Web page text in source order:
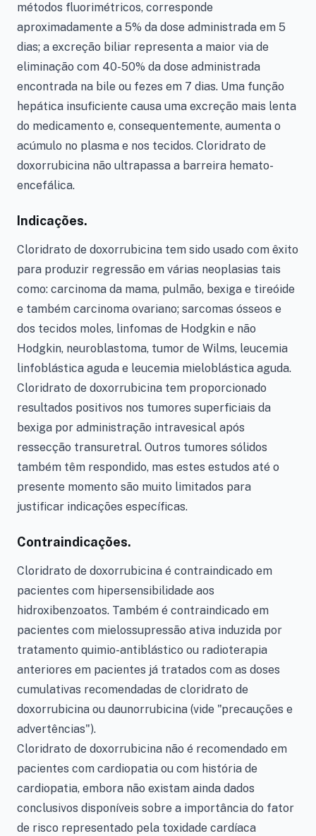
métodos fluorimétricos, corresponde
aproximadamente a 5% da dose administrada em 5
dias; a excreção biliar representa a maior via de
eliminação com 40-50% da dose administrada
encontrada na bile ou fezes em 7 dias. Uma função
hepática insuficiente causa uma excreção mais lenta
do medicamento e, consequentemente, aumenta o
acúmulo no plasma e nos tecidos. Cloridrato de
doxorrubicina não ultrapassa a barreira hemato-
encefálica.
Indicações.
Cloridrato de doxorrubicina tem sido usado com êxito
para produzir regressão em várias neoplasias tais
como: carcinoma da mama, pulmão, bexiga e tireóide
e também carcinoma ovariano; sarcomas ósseos e
dos tecidos moles, linfomas de Hodgkin e não
Hodgkin, neuroblastoma, tumor de Wilms, leucemia
linfoblástica aguda e leucemia mieloblástica aguda.
Cloridrato de doxorrubicina tem proporcionado
resultados positivos nos tumores superficiais da
bexiga por administração intravesical após
ressecção transuretral. Outros tumores sólidos
também têm respondido, mas estes estudos até o
presente momento são muito limitados para
justificar indicações específicas.
Contraindicações.
Cloridrato de doxorrubicina é contraindicado em
pacientes com hipersensibilidade aos
hidroxibenzoatos. Também é contraindicado em
pacientes com mielossupressão ativa induzida por
tratamento quimio-antiblástico ou radioterapia
anteriores em pacientes já tratados com as doses
cumulativas recomendadas de cloridrato de
doxorrubicina ou daunorrubicina (vide "precauções e
advertências").
Cloridrato de doxorrubicina não é recomendado em
pacientes com cardiopatia ou com história de
cardiopatia, embora não existam ainda dados
conclusivos disponíveis sobre a importância do fator
de risco representado pela toxidade cardíaca